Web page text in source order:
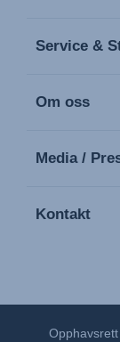
Service &
Om oss
Media /
Kontakt